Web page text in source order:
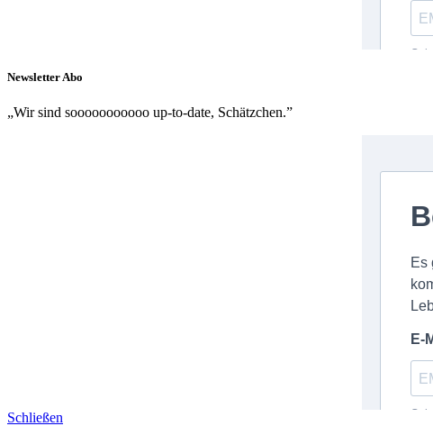
Newsletter Abo
„Wir sind sooooooooooo up-to-date, Schätzchen.”
Schließen